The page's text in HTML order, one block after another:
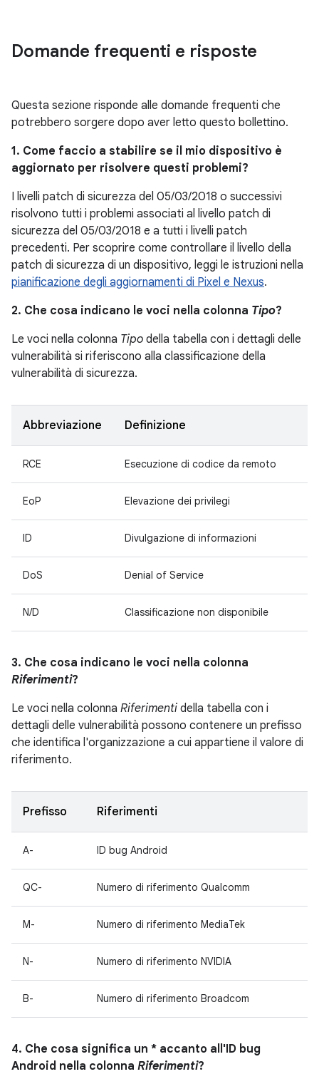
Domande frequenti e risposte
Questa sezione risponde alle domande frequenti che
potrebbero sorgere dopo aver letto questo bollettino.
1. Come faccio a stabilire se il mio dispositivo è
aggiornato per risolvere questi problemi?
I livelli patch di sicurezza del 05/03/2018 o successivi
risolvono tutti i problemi associati al livello patch di
sicurezza del 05/03/2018 e a tutti i livelli patch
precedenti. Per scoprire come controllare il livello della
patch di sicurezza di un dispositivo, leggi le istruzioni nella
pianificazione degli aggiornamenti di Pixel e Nexus.
2. Che cosa indicano le voci nella colonna Tipo?
Le voci nella colonna Tipo della tabella con i dettagli delle
vulnerabilità si riferiscono alla classificazione della
vulnerabilità di sicurezza.
Abbreviazione Definizione
RCE Esecuzione di codice da remoto
EoP Elevazione dei privilegi
ID Divulgazione di informazioni
DoS Denial of Service
N/D Classificazione non disponibile
3. Che cosa indicano le voci nella colonna
Riferimenti?
Le voci nella colonna Riferimenti della tabella con i
dettagli delle vulnerabilità possono contenere un prefisso
che identifica l'organizzazione a cui appartiene il valore di
riferimento.
Prefisso Riferimenti
A- ID bug Android
QC- Numero di riferimento Qualcomm
M- Numero di riferimento MediaTek
N- Numero di riferimento NVIDIA
B- Numero di riferimento Broadcom
4. Che cosa significa un * accanto all'ID bug
Android nella colonna Riferimenti?